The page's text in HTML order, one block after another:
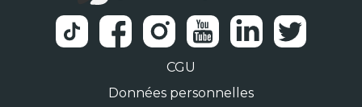
CGU
Données personnelles